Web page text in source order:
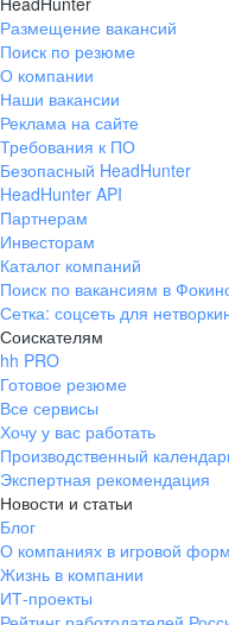
Размещение вакансий
Поиск по резюме
О компании
Наши вакансии
Реклама на сайте
Требования к ПО
Безопасный HeadHunter
HeadHunter API
Партнерам
Инвесторам
Каталог компаний
Поиск по вакансиям в
Сетка: соцсеть для
Соискателям
hh PRO
Готовое резюме
Все сервисы
Хочу у вас работать
Производственный
Экспертная рекомендация
Новости и статьи
Блог
О компаниях в игровой
Жизнь в компании
ИТ-проекты